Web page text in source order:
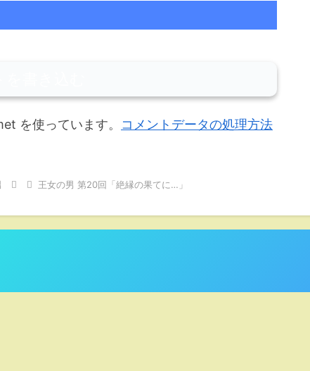
を使っています。 コメントデータの処理方法
王女の男 第20回「絶縁の果てに…」